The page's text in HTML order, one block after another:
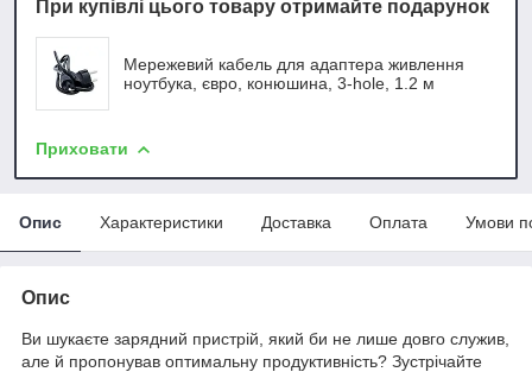
При купівлі цього товару отримайте подарунок
Мережевий кабель для адаптера живлення
ноутбука, євро, конюшина, 3-hole, 1.2 м
Приховати
Опис Характеристики Доставка Оплата Умови
Опис
Ви шукаєте зарядний пристрій, який би не лише довго служив,
але й пропонував оптимальну продуктивність? Зустрічайте